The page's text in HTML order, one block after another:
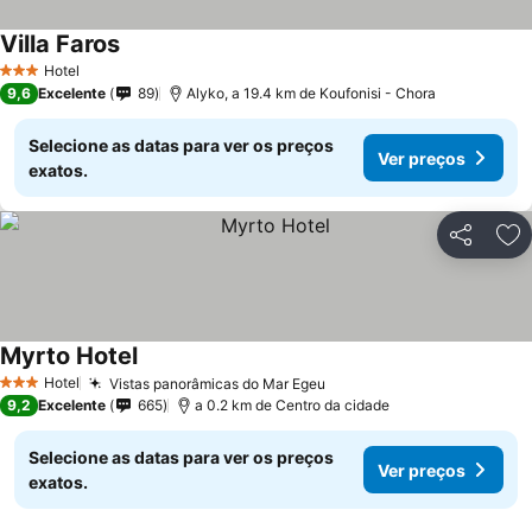
3 EstrelasHotel
Villa Faros
9,6 Excelente 89 Alyko, a 19.4 km de Koufonisi - Chora
Selecione as datas para ver os preços
exatos.
Ver preços
Partilhar
3 EstrelasHotel Vistas panorâmicas do Mar Egeu
Myrto Hotel
9,2 Excelente 665 a 0.2 km de Centro da cidade
Selecione as datas para ver os preços
exatos.
Ver preços